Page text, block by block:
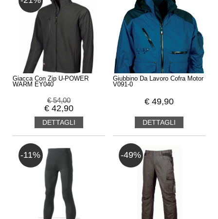
Giacca Con Zip U-POWER
WARM EY040
€ 54,00
€ 42,90
DETTAGLI
Giubbino Da Lavoro Cofra Motor
V091-0
€ 49,90
DETTAGLI
-11% -49%